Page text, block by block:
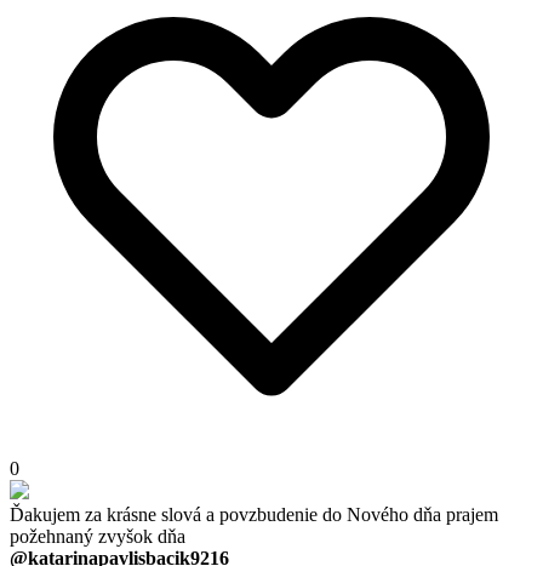
0
Ďakujem za krásne slová a povzbudenie do Nového dňa prajem
požehnaný zvyšok dňa
@katarinapavlisbacik9216